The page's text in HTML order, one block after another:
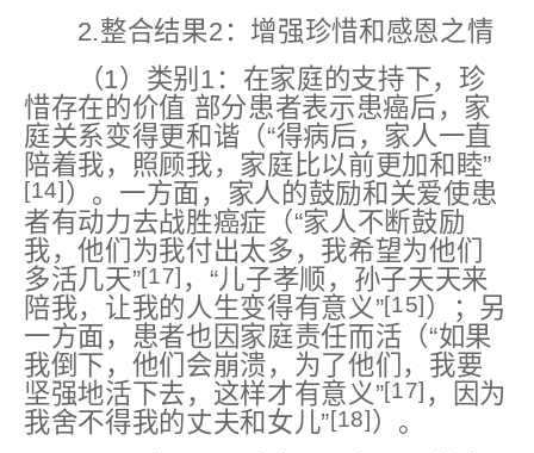
2.整合结果2：增强珍惜和感恩之情
（1）类别1：在家庭的支持下，珍
惜存在的价值 部分患者表示患癌后，家
庭关系变得更和谐（“得病后，家人一直
陪着我，照顾我，家庭比以前更加和睦”
[14]）。一方面，家人的鼓励和关爱使患
者有动力去战胜癌症（“家人不断鼓励
我，他们为我付出太多，我希望为他们
多活几天”[17] ，“⼉⼦孝顺，孙子天天来
陪我，让我的人生变得有意义”[15]）；另
一方面，患者也因家庭责任而活（“如果
我倒下，他们会崩溃，为了他们，我要
坚强地活下去，这样才有意义”[17] ，因为
我舍不得我的丈夫和女儿”[18]）。